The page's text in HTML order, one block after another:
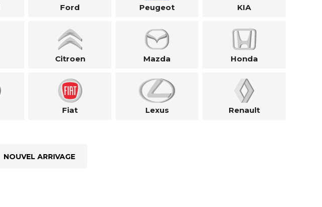
Ford Peugeot KIA
Citroen Mazda Honda
Fiat Lexus Renault
NOUVEL ARRIVAGE